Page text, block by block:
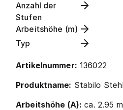
Anzahl der
Stufen
Arbeitshöhe (m)
Typ
Artikelnummer: 136022
Produktname: Stabilo
Arbeitshöhe (A): ca. 2.95 m